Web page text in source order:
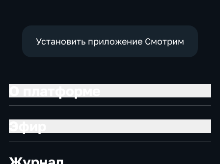
Установить приложение Смотрим